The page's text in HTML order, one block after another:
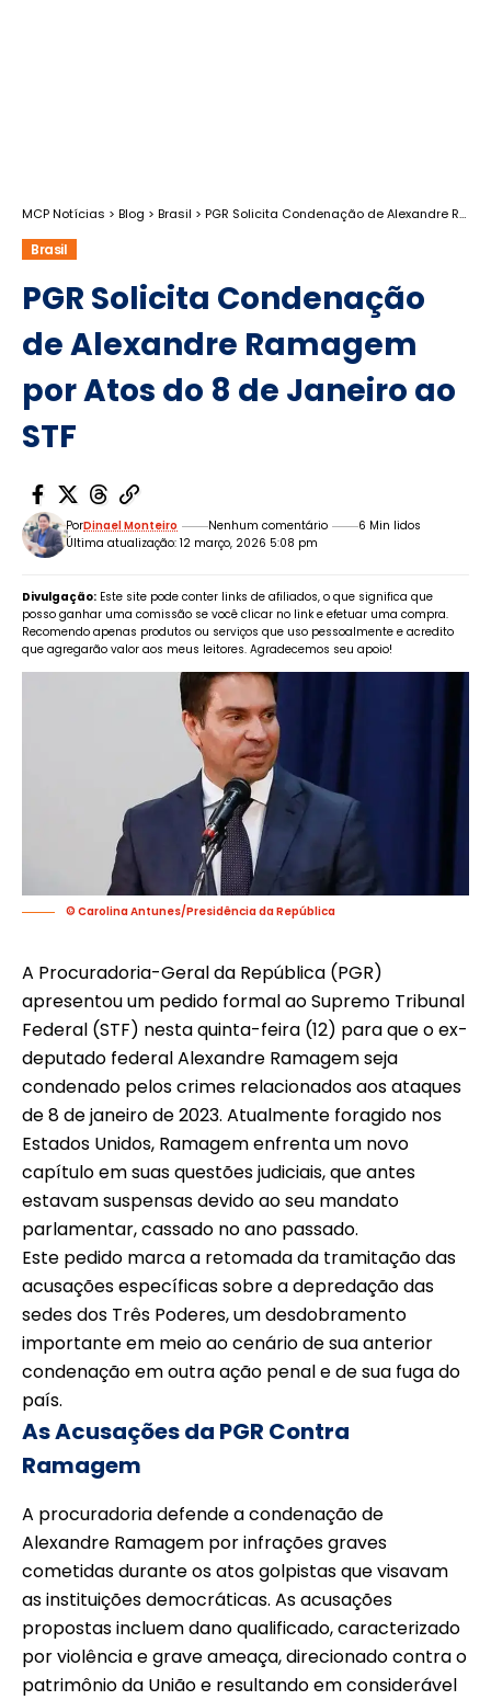
MCP Notícias > Blog > Brasil > PGR Solicita Condenação de Alexandre Ramagem por Atos do 8 de Janeiro ao STF
Brasil
PGR Solicita Condenação
de Alexandre Ramagem
por Atos do 8 de Janeiro ao
STF
Última atualização: 12 março, 2026 5:08 pm
PorDinael Monteiro Nenhum comentário 6 Min lidos
Divulgação: Este site pode conter links de afiliados, o que significa que
posso ganhar uma comissão se você clicar no link e efetuar uma compra.
Recomendo apenas produtos ou serviços que uso pessoalmente e acredito
que agregarão valor aos meus leitores. Agradecemos seu apoio!
© Carolina Antunes/Presidência da República
A Procuradoria-Geral da República (PGR)
apresentou um pedido formal ao Supremo Tribunal
Federal (STF) nesta quinta-feira (12) para que o ex-
deputado federal Alexandre Ramagem seja
condenado pelos crimes relacionados aos ataques
de 8 de janeiro de 2023. Atualmente foragido nos
Estados Unidos, Ramagem enfrenta um novo
capítulo em suas questões judiciais, que antes
estavam suspensas devido ao seu mandato
parlamentar, cassado no ano passado.
Este pedido marca a retomada da tramitação das
acusações específicas sobre a depredação das
sedes dos Três Poderes, um desdobramento
importante em meio ao cenário de sua anterior
condenação em outra ação penal e de sua fuga do
país.
As Acusações da PGR Contra
Ramagem
A procuradoria defende a condenação de
Alexandre Ramagem por infrações graves
cometidas durante os atos golpistas que visavam
as instituições democráticas. As acusações
propostas incluem dano qualificado, caracterizado
por violência e grave ameaça, direcionado contra o
patrimônio da União e resultando em considerável